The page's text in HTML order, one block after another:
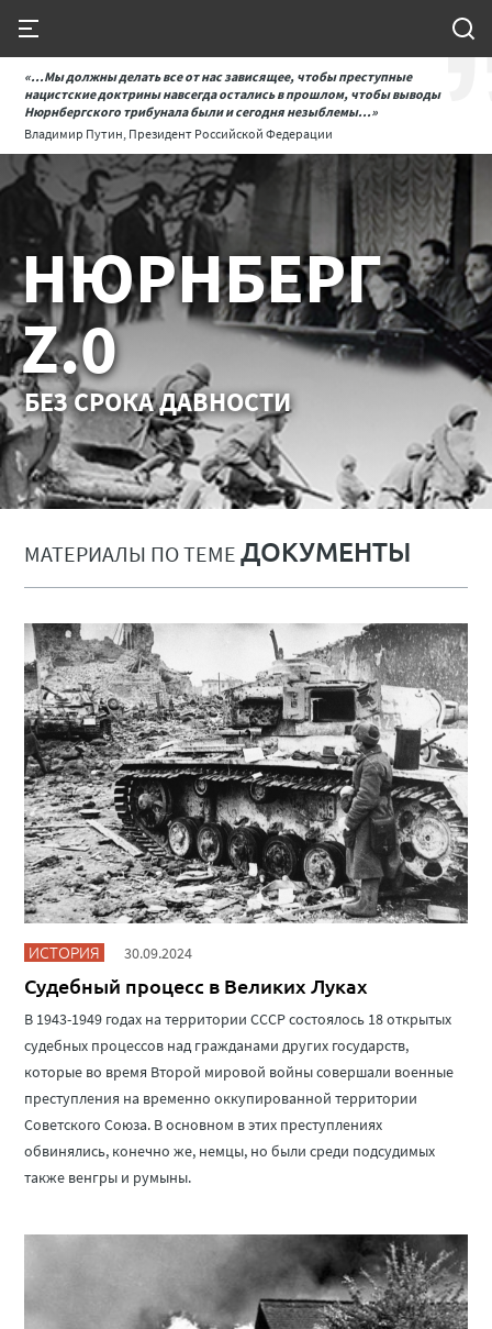
«...Мы должны делать все от нас зависящее, чтобы преступные
нацистские доктрины навсегда остались в прошлом, чтобы выводы
Нюрнбергского трибунала были и сегодня незыблемы...»
Владимир Путин, Президент Российской Федерации
НЮРНБЕРГ
Z.0
БЕЗ СРОКА ДАВНОСТИ
МАТЕРИАЛЫ ПО ТЕМЕДОКУМЕНТЫ
ИСТОРИЯ 30.09.2024
Судебный процесс в Великих Луках
В 1943-1949 годах на территории СССР состоялось 18 открытых
судебных процессов над гражданами других государств,
которые во время Второй мировой войны совершали военные
преступления на временно оккупированной территории
Советского Союза. В основном в этих преступлениях
обвинялись, конечно же, немцы, но были среди подсудимых
также венгры и румыны.